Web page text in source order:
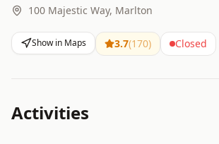
100 Majestic Way, Marlton
Show in Maps 3.7(170) Closed
Activities